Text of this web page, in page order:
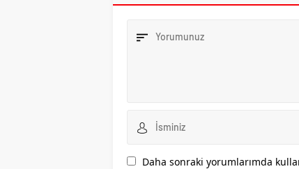
Daha sonraki yorumlarımda